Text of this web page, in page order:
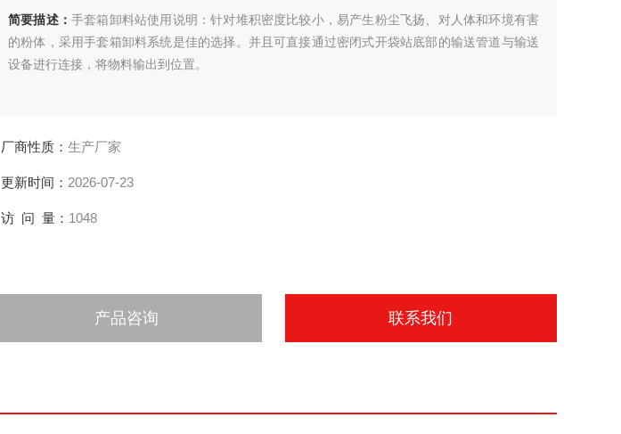
简要描述： 手套箱卸料站使用说明：针对堆积密度比较小，易产生粉尘飞扬、对人体和环境有害
的粉体，采用手套箱卸料系统是佳的选择。并且可直接通过密闭式开袋站底部的输送管道与输送
设备进行连接，将物料输出到位置。
厂商性质： 生产厂家
更新时间： 2026-07-23
访 问 量： 1048
产品咨询 联系我们